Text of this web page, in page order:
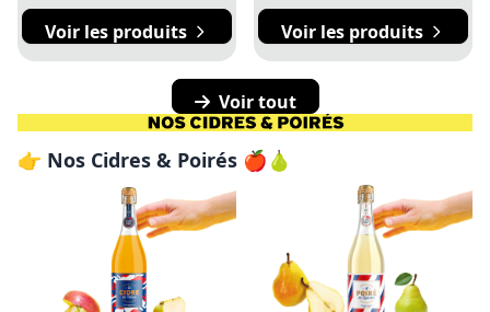
Voir les produits
Voir les produits
Voir tout
👉 Nos Cidres & Poirés 🍎🍐